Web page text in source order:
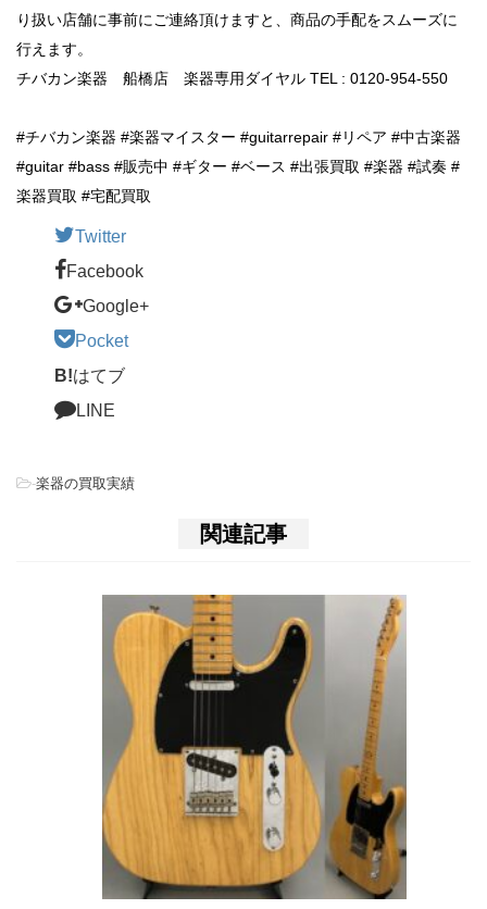
り扱い店舗に事前にご連絡頂けますと、商品の手配をスムーズに
行えます。
チバカン楽器 船橋店 楽器専用ダイヤル TEL : 0120-954-550
#チバカン楽器 #楽器マイスター #guitarrepair #リペア #中古楽器
#guitar #bass #販売中 #ギター #ベース #出張買取 #楽器 #試奏 #
楽器買取 #宅配買取
Twitter
Facebook
Google+
Pocket
B!はてブ
LINE
-楽器の買取実績
関連記事